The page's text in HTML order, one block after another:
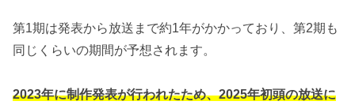
第1期は発表から放送まで約1年がかかっており、第2期も
同じくらいの期間が予想されます。
2023年に制作発表が行われたため、2025年初頭の放送に